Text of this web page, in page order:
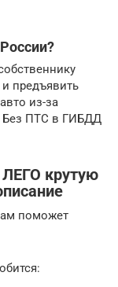
предъявить
из-за
Без ПТС в ГИБДД
ЛЕГО крутую
поможет